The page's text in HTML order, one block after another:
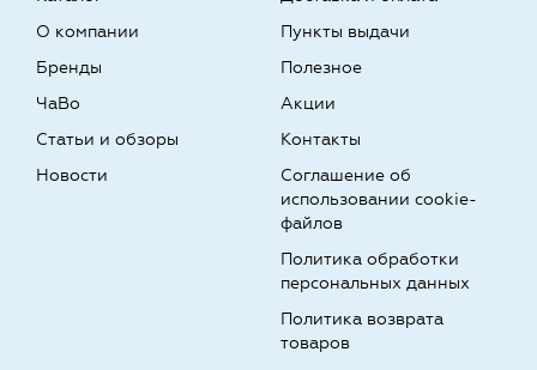
О компании
Бренды
Пункты выдачи
Полезное
ЧаВо
Статьи и обзоры
Новости
Акции
Контакты
Соглашение об
использовании cookie-
файлов
Политика обработки
персональных данных
Политика возврата
товаров